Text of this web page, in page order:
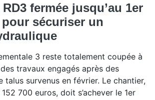
fermée jusqu’au 1er
sécuriser un
3 reste totalement coupée à
travaux engagés après des
talus survenus en février. Le chantier,
700 euros, doit s’achever le 1er